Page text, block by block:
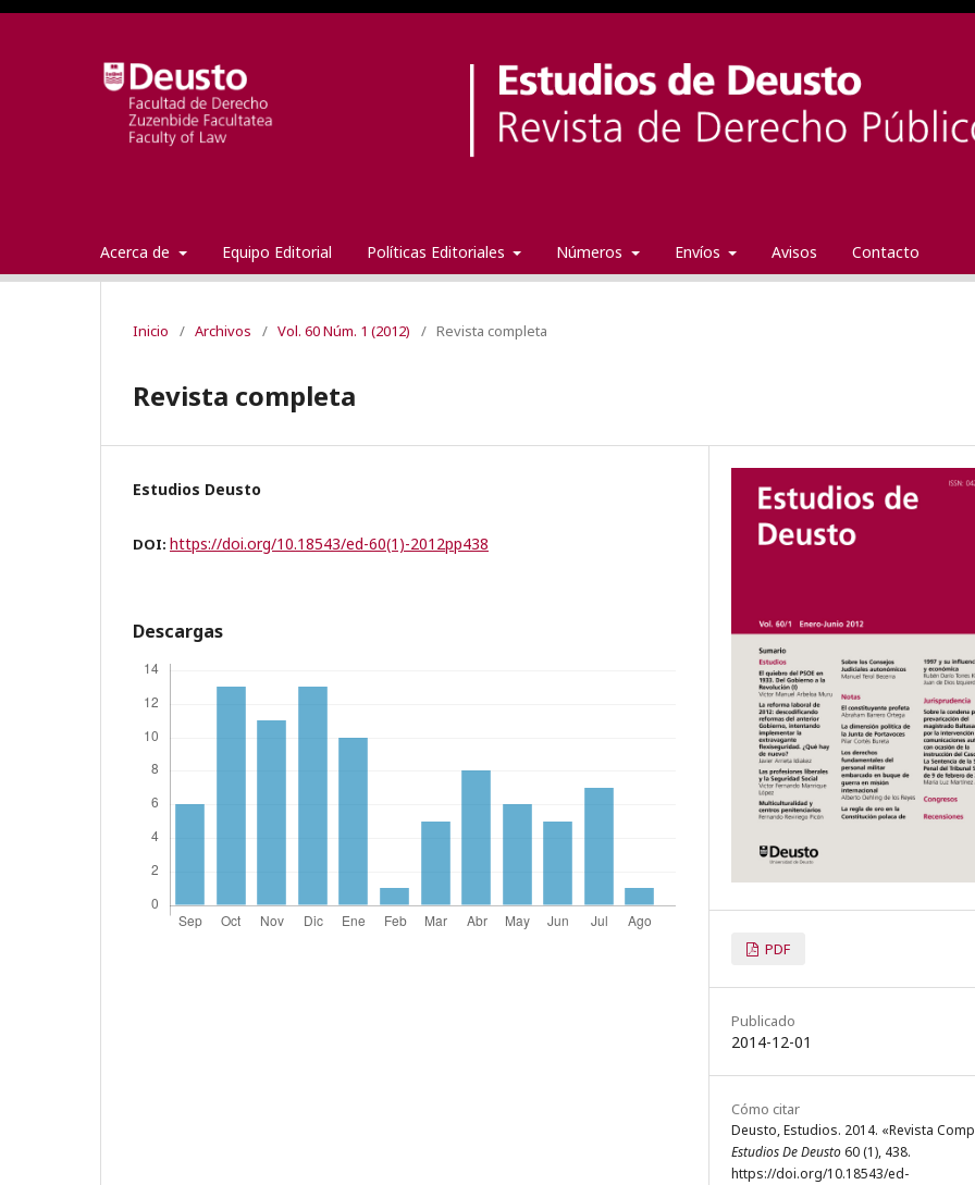
Acerca de Equipo Editorial Políticas Editoriales Números Envíos Avisos Contacto
Inicio / Archivos / Vol. 60 Núm. 1 (2012) / Revista completa
Revista completa
Estudios Deusto
DOI: https://doi.org/10.18543/ed-60(1)-2012pp438
Descargas
PDF
Publicado
2014-12-01
Cómo citar
Deusto, Estudios. 2014. «Revista
Estudios De Deusto 60 (1), 438.
https://doi.org/10.18543/ed-